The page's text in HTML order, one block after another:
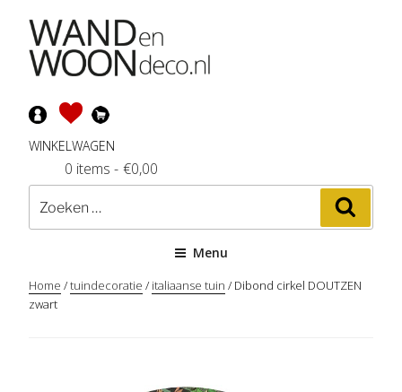
inhoud
WINKELWAGEN
- €0,00
0 items
Zoeken
naar:
Menu
Home /tuindecoratie / italiaanse tuin / Dibond cirkel DOUTZEN
zwart